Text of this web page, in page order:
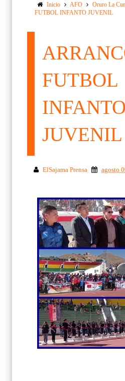
Inicio AFO Oruro La
FUTBOL INFANTO JUVENIL
FUTBOL
INFANTO
JUVENIL
ElSajama Prensa agosto